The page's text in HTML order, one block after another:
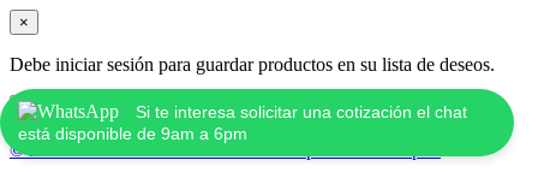
×
Debe iniciar sesión para guardar productos en su lista de deseos.
((cancelText)) ((loginText))
© 2026 - Software Ecommerce creado por PrestaShop™
Si te interesa solicitar una cotización el chat
está disponible de 9am a 6pm